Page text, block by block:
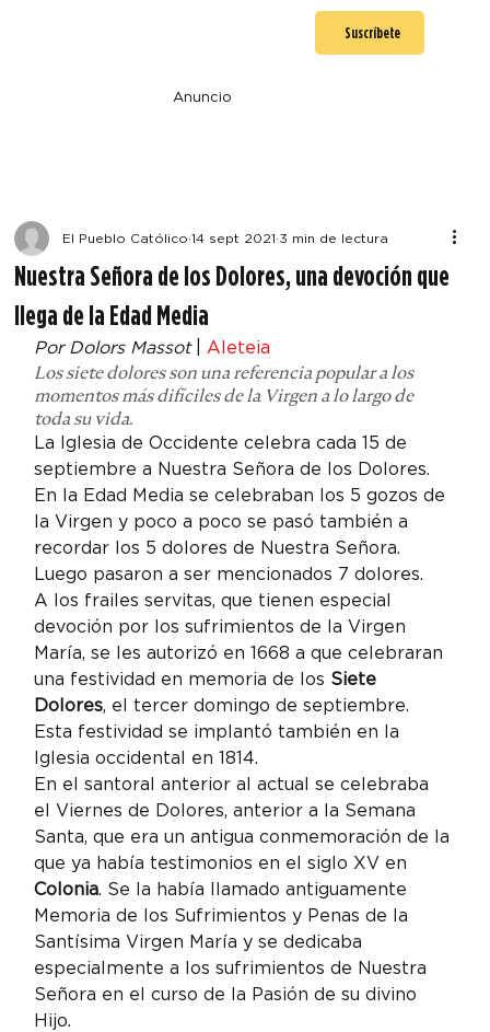
Suscríbete
Anuncio
Nuestra Señora de los Dolores, una devoción que
llega de la Edad Media
El Pueblo Católico 14 sept 2021 3 min de lectura
Por Dolors Massot | Aleteia
Los siete dolores son una referencia popular a los
momentos más difíciles de la Virgen a lo largo de
toda su vida.
La Iglesia de Occidente celebra cada 15 de
septiembre a Nuestra Señora de los Dolores.
En la Edad Media se celebraban los 5 gozos de
la Virgen y poco a poco se pasó también a
recordar los 5 dolores de Nuestra Señora.
Luego pasaron a ser mencionados 7 dolores.
A los frailes servitas, que tienen especial
devoción por los sufrimientos de la Virgen
María, se les autorizó en 1668 a que celebraran
una festividad en memoria de los Siete
Dolores, el tercer domingo de septiembre.
Esta festividad se implantó también en la
Iglesia occidental en 1814.
En el santoral anterior al actual se celebraba
el Viernes de Dolores, anterior a la Semana
Santa, que era un antigua conmemoración de la
que ya había testimonios en el siglo XV en
Colonia. Se la había llamado antiguamente
Memoria de los Sufrimientos y Penas de la
Santísima Virgen María y se dedicaba
especialmente a los sufrimientos de Nuestra
Señora en el curso de la Pasión de su divino
Hijo.